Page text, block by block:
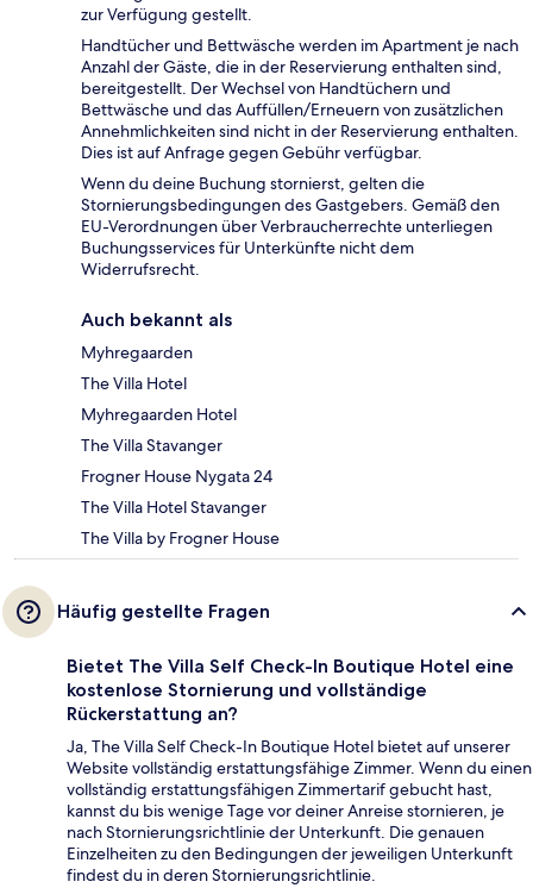
zur Verfügung gestellt.
Handtücher und Bettwäsche werden im Apartment je nach
Anzahl der Gäste, die in der Reservierung enthalten sind,
bereitgestellt. Der Wechsel von Handtüchern und
Bettwäsche und das Auffüllen/Erneuern von zusätzlichen
Annehmlichkeiten sind nicht in der Reservierung enthalten.
Dies ist auf Anfrage gegen Gebühr verfügbar.
Wenn du deine Buchung stornierst, gelten die
Stornierungsbedingungen des Gastgebers. Gemäß den
EU-Verordnungen über Verbraucherrechte unterliegen
Buchungsservices für Unterkünfte nicht dem
Widerrufsrecht.
Auch bekannt als
Myhregaarden
The Villa Hotel
Myhregaarden Hotel
The Villa Stavanger
Frogner House Nygata 24
The Villa Hotel Stavanger
The Villa by Frogner House
Häufig gestellte Fragen
Bietet The Villa Self Check-In Boutique Hotel eine
kostenlose Stornierung und vollständige
Rückerstattung an?
Ja, The Villa Self Check-In Boutique Hotel bietet auf unserer
Website vollständig erstattungsfähige Zimmer. Wenn du einen
vollständig erstattungsfähigen Zimmertarif gebucht hast,
kannst du bis wenige Tage vor deiner Anreise stornieren, je
nach Stornierungsrichtlinie der Unterkunft. Die genauen
Einzelheiten zu den Bedingungen der jeweiligen Unterkunft
findest du in deren Stornierungsrichtlinie.